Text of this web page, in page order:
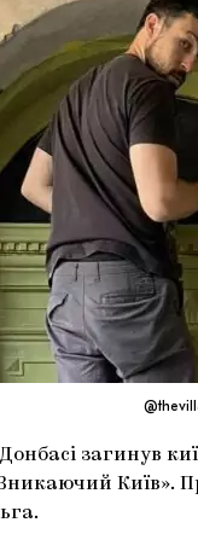
загинув
Київ».